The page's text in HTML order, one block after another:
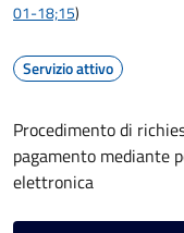
01-18;15)
Servizio attivo
Procedimento di
pagamento mediante
elettronica